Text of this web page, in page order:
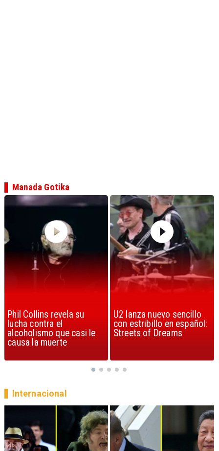
U2 lanza nuevo sencillo
con estribillo en español:
Streets of Dreams
“Africa” de Toto es
considerada la mejor
canción, según la ciencia
Manada Gotika
Internacional